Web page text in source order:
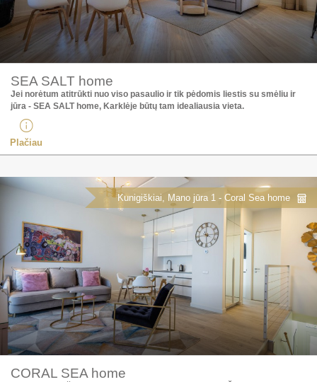
SEA SALT home
Jei norėtum atitrūkti nuo viso pasaulio ir tik pėdomis liestis su smėliu ir
jūra - SEA SALT home, Karklėje būtų tam idealiausia vieta.
Plačiau
Kunigiškiai, Mano jūra 1 - Coral Sea home
CORAL SEA home